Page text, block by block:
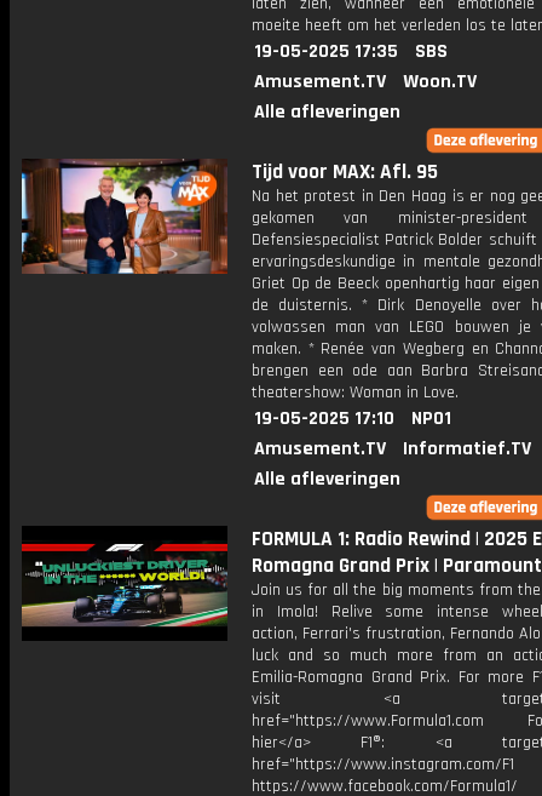
moeite heeft om het verleden los te
19-05-2025 17:35
SBS
Amusement.TV
Woon.TV
Alle afleveringen
Tijd voor MAX: Afl. 95
Na het protest in Den Haag is er nog
gekomen van minister-president
Defensiespecialist Patrick Bolder schuift
ervaringsdeskundige in mentale
Griet Op de Beeck openhartig haar
de duisternis. * Dirk Denoyelle over
volwassen man van LEGO bouwen je
maken. * Renée van Wegberg en
brengen een ode aan Barbra
theatershow: Woman in Love.
19-05-2025 17:10
NPO1
Amusement.TV
Informatief.TV
Alle afleveringen
FORMULA 1: Radio Rewind | 2025
Romagna Grand Prix |
Join us for all the big moments from
in Imola! Relive some intense
action, Ferrari's frustration, Fernando
luck and so much more from an
Emilia-Romagna Grand Prix. For more
visit <a
href="https://www.Formula1.com
hier</a> F1®: <a
href="https://www.instagram.com/F1
https://www.facebook.com/Formula1/